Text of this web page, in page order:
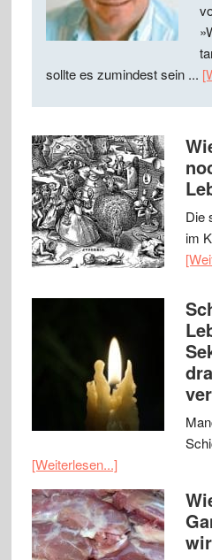
sollte es zumindest sein ...
Die
im
[Weiterlesen...]